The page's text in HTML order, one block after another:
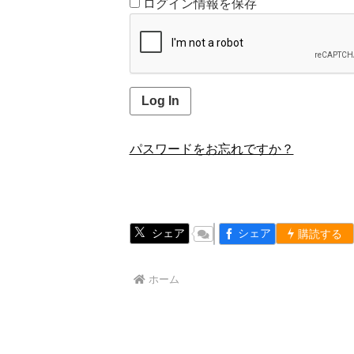
ログイン情報を保存
パスワードをお忘れですか？
シェア シェア 購読する
ホーム